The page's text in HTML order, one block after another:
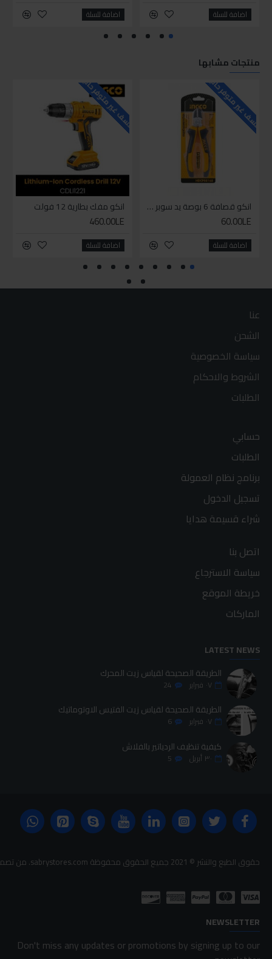
اضافة للسلة اضافة للسلة
منتجات مشابها
للاسف غير متوفر حاليا
انكو قصافة 6 بوصة يد سوبر وان
60.00LE
اضافة للسلة
للاسف غير متوفر حاليا
انكو مفك بطارية 12 فولت
460.00LE
اضافة للسلة
عنا
الشحن
سياسة الخصوصية
الشروط والاحكام
الطلبات
حسابي
الطلبات
برنامج نظام العمولة
تسجيل الدخول
شراء قسيمة هدايا
اتصل بنا
سياسة الاسترجاع
خريطة الموقع
الماركات
LATEST NEWS
الطريقة الصحيحة لقياس زيت المحرك
٠٧ فبراير 24
الطريقة الصحيحة لقياس زيت الفتيس الاوتوماتيك
٠٧ فبراير 6
كيفية تنظيف الردياتير بالفلاش
٣٠ أبريل 5
حقوق الطبع والنشر © 2021 جميع الحقوق محفوظة sabrystores.com. من تصميم-
NEWSLETTER
Don't miss any updates or promotions by signing up to our